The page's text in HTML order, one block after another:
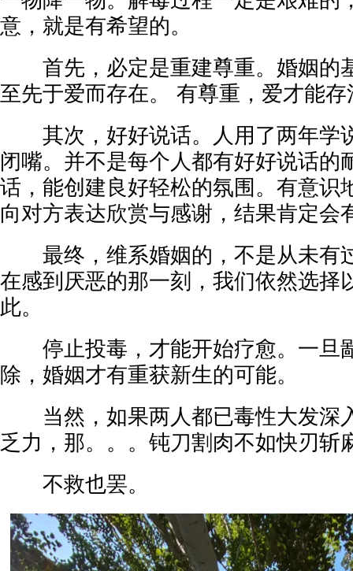
意，就是有希望的。
首先，必定是重建尊重。婚姻的
至先于爱而存在。 有尊重，爱才能存
其次，好好说话。人用了两年学
闭嘴。并不是每个人都有好好说话的
话，能创建良好轻松的氛围。有意识
向对方表达欣赏与感谢，结果肯定会
最终，维系婚姻的，不是从未有
在感到厌恶的那一刻，我们依然选择
此。
停止投毒，才能开始疗愈。一旦
除，婚姻才有重获新生的可能。
当然，如果两人都已毒性大发深
乏力，那。。。钝刀割肉不如快刃斩
不救也罢。